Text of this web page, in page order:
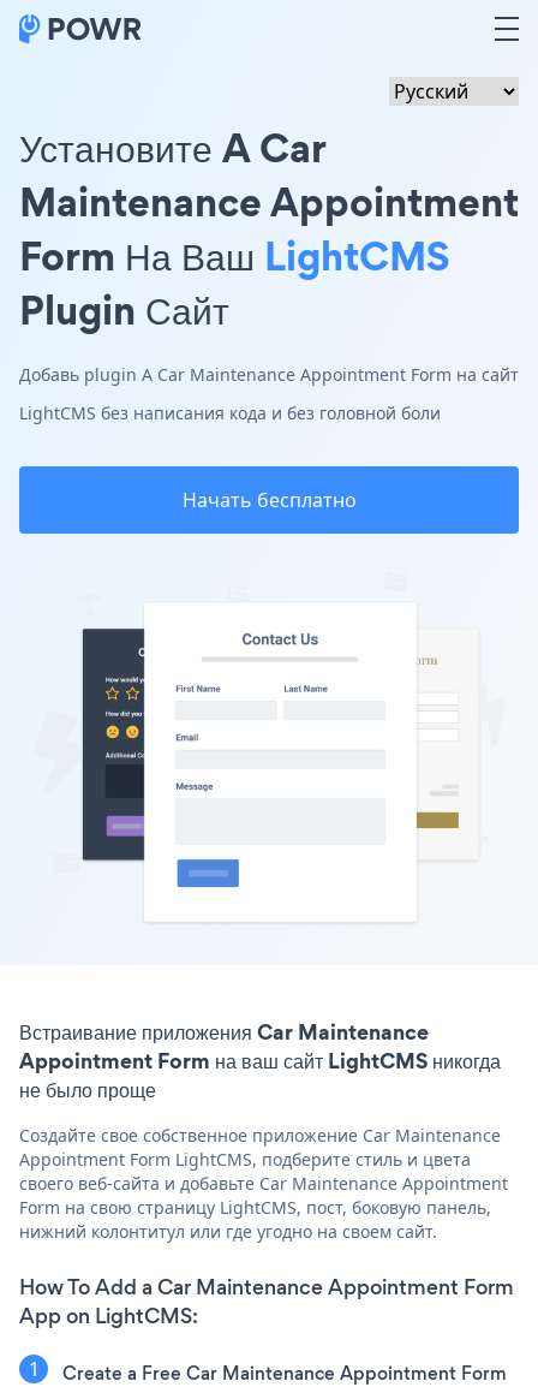
Установите A Car
Maintenance Appointment
Form На Ваш LightCMS
Plugin Сайт
Добавь plugin A Car Maintenance Appointment Form на сайт
LightCMS без написания кода и без головной боли
Начать бесплатно
Встраивание приложения Car Maintenance
Appointment Form на ваш сайт LightCMS никогда
не было проще
Создайте свое собственное приложение Car Maintenance
Appointment Form LightCMS, подберите стиль и цвета
своего веб-сайта и добавьте Car Maintenance Appointment
Form на свою страницу LightCMS, пост, боковую панель,
нижний колонтитул или где угодно на своем сайт.
How To Add a Car Maintenance Appointment Form
App on LightCMS:
Create a Free Car Maintenance Appointment Form